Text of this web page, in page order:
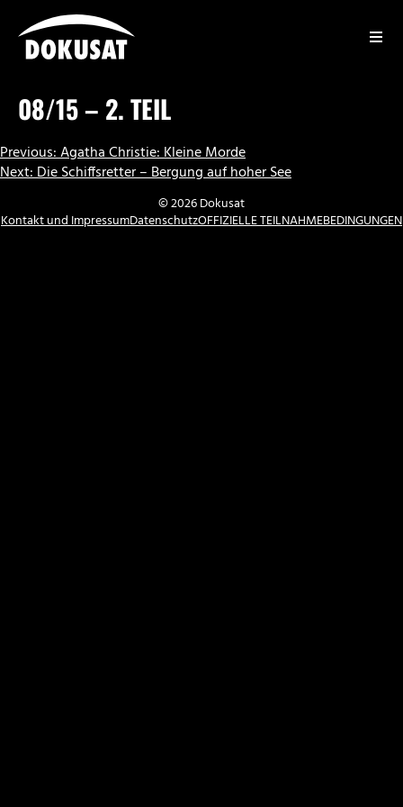
Inhalt
springen
08/15 – 2. TEIL
BEITRAGSNAVIGATION
Previous:Agatha Christie: Kleine Morde
Next:Die Schiffsretter – Bergung auf hoher See
© 2026 Dokusat
Kontakt und ImpressumDatenschutzOFFIZIELLE TEILNAHMEBEDINGUNGEN